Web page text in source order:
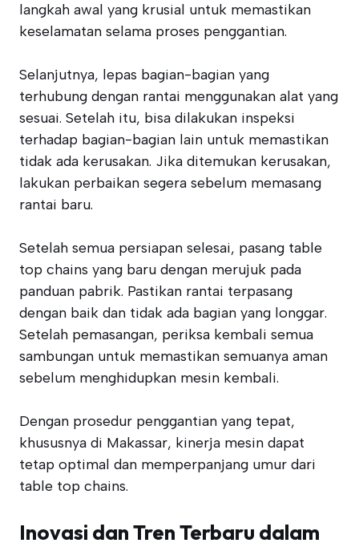
langkah awal yang krusial untuk memastikan
keselamatan selama proses penggantian.
Selanjutnya, lepas bagian-bagian yang
terhubung dengan rantai menggunakan alat yang
sesuai. Setelah itu, bisa dilakukan inspeksi
terhadap bagian-bagian lain untuk memastikan
tidak ada kerusakan. Jika ditemukan kerusakan,
lakukan perbaikan segera sebelum memasang
rantai baru.
Setelah semua persiapan selesai, pasang table
top chains yang baru dengan merujuk pada
panduan pabrik. Pastikan rantai terpasang
dengan baik dan tidak ada bagian yang longgar.
Setelah pemasangan, periksa kembali semua
sambungan untuk memastikan semuanya aman
sebelum menghidupkan mesin kembali.
Dengan prosedur penggantian yang tepat,
khususnya di Makassar, kinerja mesin dapat
tetap optimal dan memperpanjang umur dari
table top chains.
Inovasi dan Tren Terbaru dalam